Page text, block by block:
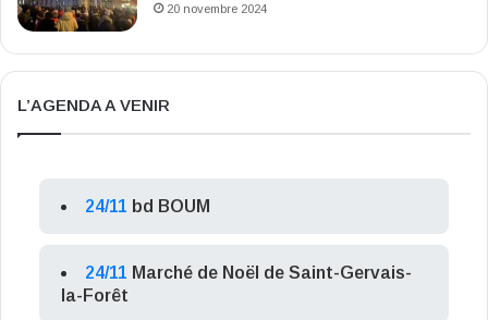
20 novembre 2024
L’AGENDA A VENIR
24/11 bd BOUM
24/11 Marché de Noël de Saint-Gervais-
la-Forêt